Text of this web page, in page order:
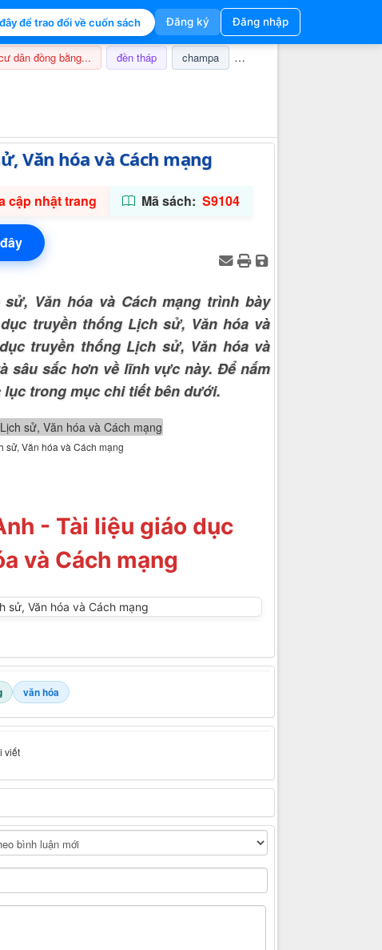
để trao đổi về cuốn sách Đăng ký Đăng nhập
dân đồng bằng... đền tháp champa nghi lễ
Văn hóa và Cách mạng
cập nhật trang Mã sách: S9104
Văn hóa và Cách mạng trình bày
truyền thống Lịch sử, Văn hóa và
truyền thống Lịch sử, Văn hóa và
sâu sắc hơn về lĩnh vực này. Để nắm
trong mục chi tiết bên dưới.
sử, Văn hóa và Cách mạng
- Tài liệu giáo dục
và Cách mạng
văn hóa
viết